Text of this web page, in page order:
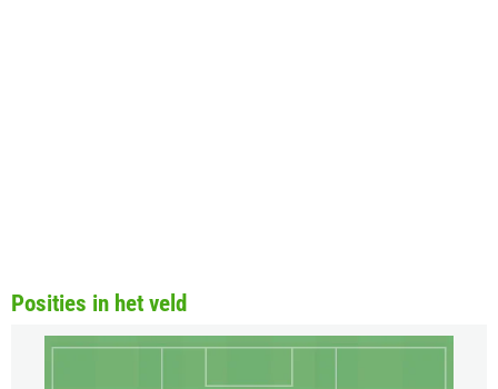
Posities in het veld